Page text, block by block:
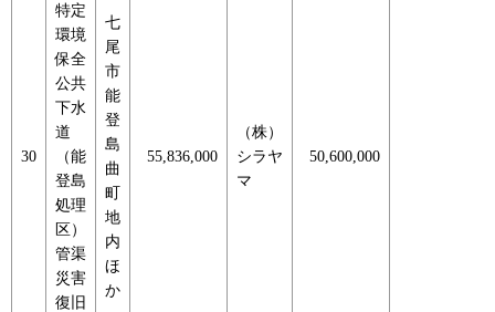
30
特定
環境
保全
公共
下水
道
（能
登島
処理
区）
管渠
災害
復旧
七
尾
市
能
登
島
曲
町
地
内
ほ
か
55,836,000
（株）
シラヤ
マ
50,600,000